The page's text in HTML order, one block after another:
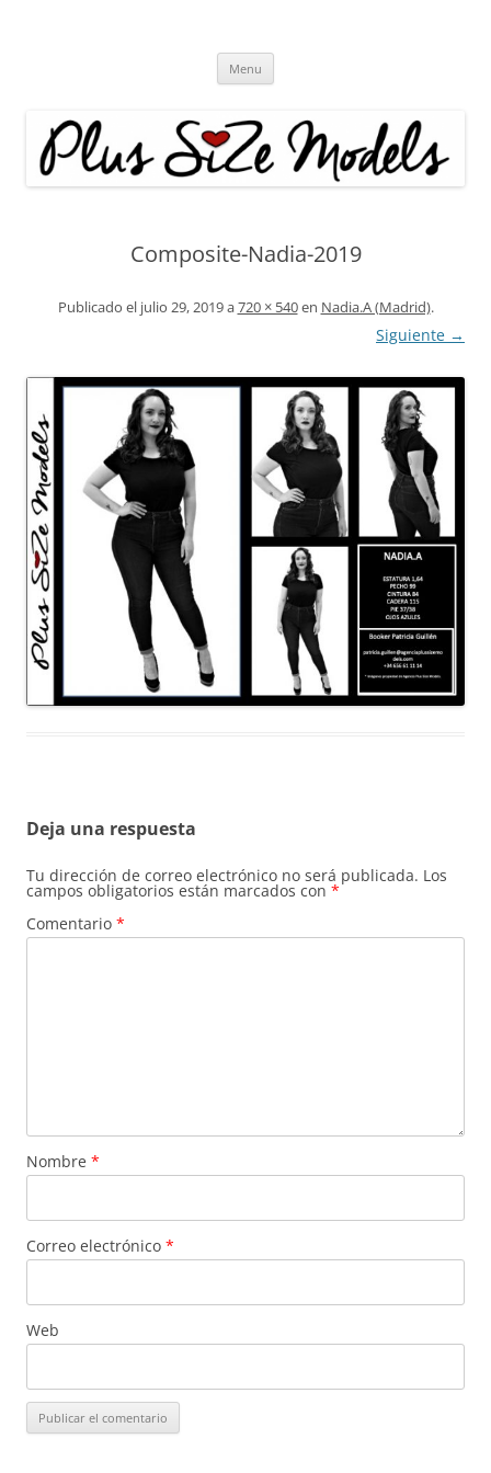
Plus Size Models
Menu
Composite-Nadia-2019
Publicado el julio 29, 2019a720 × 540en Nadia.A (Madrid).
Siguiente →
Deja una respuesta
Tu dirección de correo electrónico no será publicada. Los
campos obligatorios están marcados con *
Comentario *
Nombre *
Correo electrónico *
Web